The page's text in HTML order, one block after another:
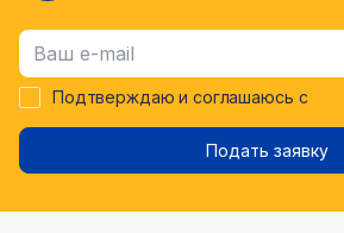
Подтверждаю и соглашаюсь с
Подать заявку